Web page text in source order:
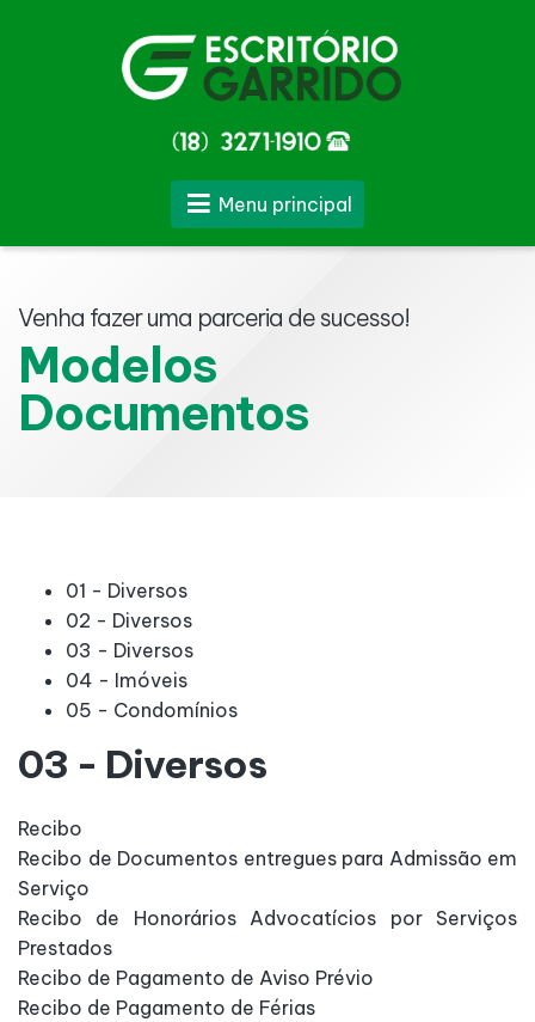
Menu principal
Venha fazer uma parceria de sucesso!
Modelos
Documentos
01 - Diversos
02 - Diversos
03 - Diversos
04 - Imóveis
05 - Condomínios
03 - Diversos
Recibo
Recibo de Documentos entregues para Admissão em
Serviço
Recibo de Honorários Advocatícios por Serviços
Prestados
Recibo de Pagamento de Aviso Prévio
Recibo de Pagamento de Férias